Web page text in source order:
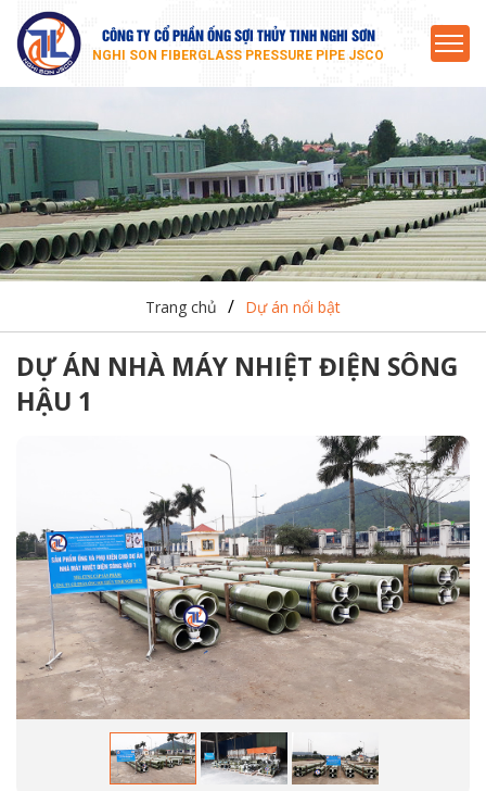
CÔNG TY CỔ PHẦN ỐNG SỢI THỦY TINH NGHI SƠN
NGHI SON FIBERGLASS PRESSURE PIPE JSCO
Trang chủ / Dự án nổi bật
DỰ ÁN NHÀ MÁY NHIỆT ĐIỆN SÔNG
HẬU 1